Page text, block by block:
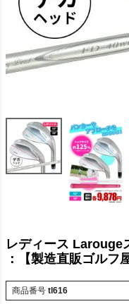
レディース Larouge
：【製造直販ゴルフ
商品番号 tl616